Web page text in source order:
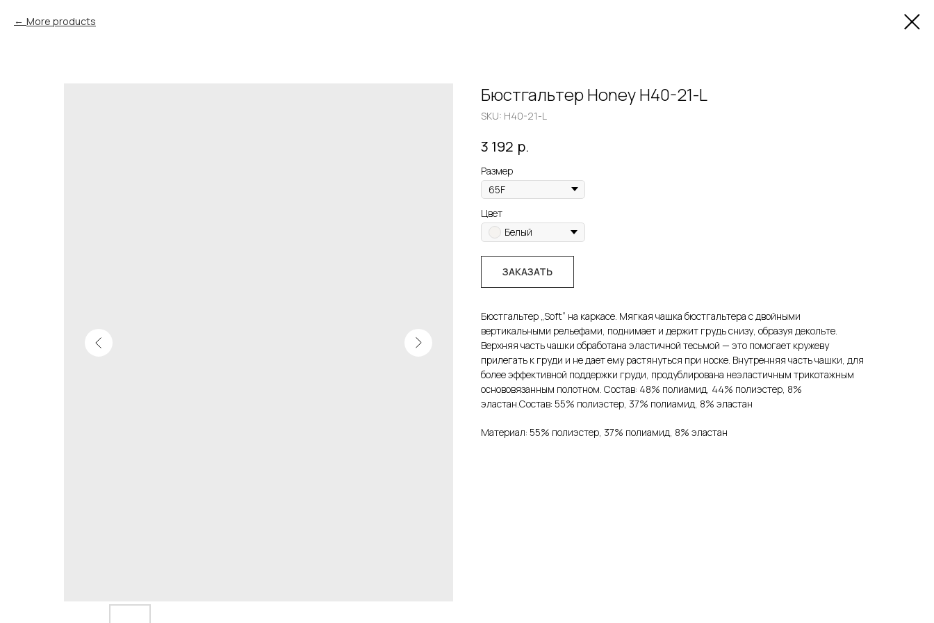
More products
Бюстгальтер Honey H40-21-L
SKU: H40-21-L
3 192 р.
Размер
Цвет
Белый
ЗАКАЗАТЬ
Бюстгальтер „Soft“ на каркасе. Мягкая чашка бюстгальтера с двойными
вертикальными рельефами, поднимает и держит грудь снизу, образуя декольте.
Верхняя часть чашки обработана эластичной тесьмой — это помогает кружеву
прилегать к груди и не дает ему растянуться при носке. Внутренняя часть чашки, для
более эффективной поддержки груди, продублирована неэластичным трикотажным
основовязанным полотном. Состав: 48% полиамид, 44% полиэстер, 8%
эластан.Состав: 55% полиэстер, 37% полиамид, 8% эластан
Материал: 55% полиэстер, 37% полиамид, 8% эластан